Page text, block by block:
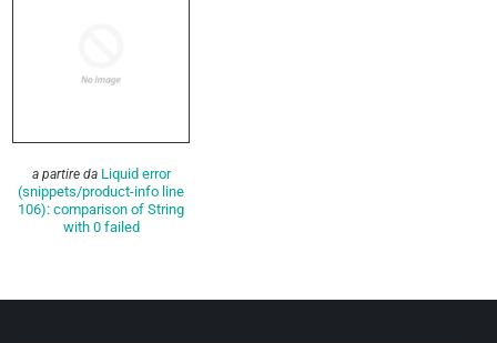
a partire daLiquid error
(snippets/product-info line
106): comparison of String
with 0 failed